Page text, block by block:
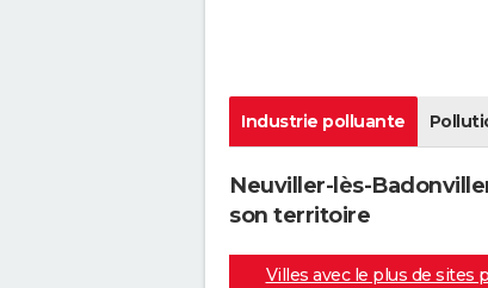
Industrie polluante
Neuviller-lès-
son territoire
Villes avec le plus de sites